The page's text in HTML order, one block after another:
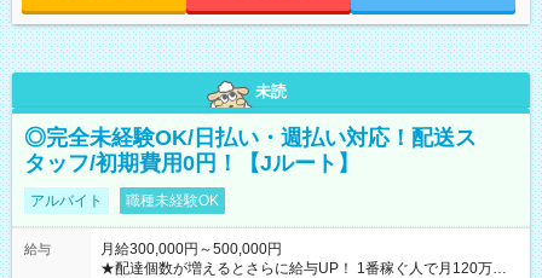
未読
◎完全未経験OK/日払い・週払い対応！配送ス
タッフ/初期費用0円！【Jルート】
アルバイト 職種未経験OK
給与
月給300,000円～500,000円
★配達個数が増えるとさらに給与UP！ 1番稼ぐ人で月120万ほ